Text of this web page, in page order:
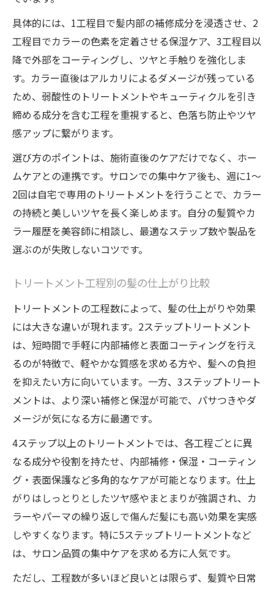
具体的には、1工程目で髪内部の補修成分を浸透させ、2
工程目でカラーの色素を定着させる保湿ケア、3工程目以
降で外部をコーティングし、ツヤと手触りを強化しま
す。カラー直後はアルカリによるダメージが残っている
ため、弱酸性のトリートメントやキューティクルを引き
締める成分を含む工程を重視すると、色落ち防止やツヤ
感アップに繋がります。
選び方のポイントは、施術直後のケアだけでなく、ホー
ムケアとの連携です。サロンでの集中ケア後も、週に1〜
2回は自宅で専用のトリートメントを行うことで、カラー
の持続と美しいツヤを長く楽しめます。自分の髪質やカ
ラー履歴を美容師に相談し、最適なステップ数や製品を
選ぶのが失敗しないコツです。
トリートメント工程別の髪の仕上がり比較
トリートメントの工程数によって、髪の仕上がりや効果
には大きな違いが現れます。2ステップトリートメント
は、短時間で手軽に内部補修と表面コーティングを行え
るのが特徴で、軽やかな質感を求める方や、髪への負担
を抑えたい方に向いています。一方、3ステップトリート
メントは、より深い補修と保湿が可能で、パサつきやダ
メージが気になる方に最適です。
4ステップ以上のトリートメントでは、各工程ごとに異
なる成分や役割を持たせ、内部補修・保湿・コーティン
グ・表面保護など多角的なケアが可能となります。仕上
がりはしっとりとしたツヤ感やまとまりが強調され、カ
ラーやパーマの繰り返しで傷んだ髪にも高い効果を実感
しやすくなります。特に5ステップトリートメントなど
は、サロン品質の集中ケアを求める方に人気です。
ただし、工程数が多いほど良いとは限らず、髪質や日常